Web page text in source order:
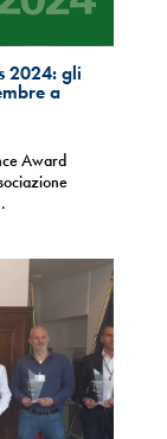
2024: gli
a
Award